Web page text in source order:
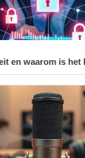
en waarom is het